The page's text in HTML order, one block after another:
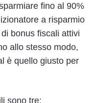
fino al 90%
a risparmio
bonus fiscali attivi
allo stesso modo,
è quello giusto per
sono tre: